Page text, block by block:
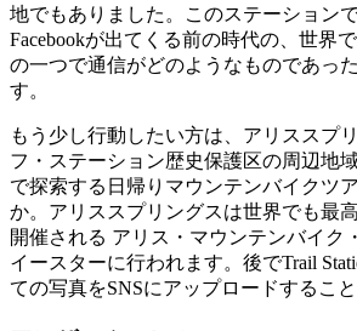
地でもありました。このステーション
Facebookが出てくる前の時代の、世界
の一つで通信がどのようなものであっ
す。
もう少し行動したい方は、アリススプ
フ・ステーション歴史保護区の周辺地
で探索する日帰りマウンテンバイクツ
か。アリススプリングスは世界でも最
開催される アリス・マウンテンバイク
イースターに行われます。後でTrail
ての写真をSNSにアップロードすること